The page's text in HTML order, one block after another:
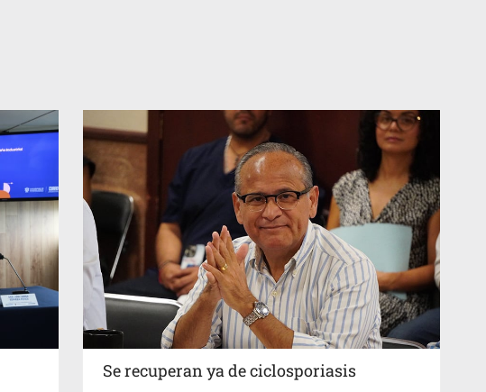
Se recuperan ya de ciclosporiasis